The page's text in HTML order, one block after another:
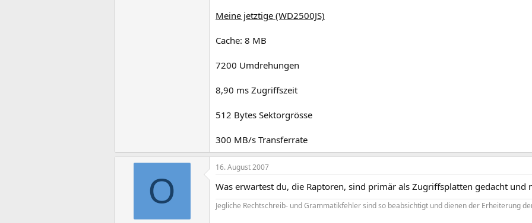
Meine jetztige (WD2500JS)
Cache: 8 MB
7200 Umdrehungen
8,90 ms Zugriffszeit
512 Bytes Sektorgrösse
300 MB/s Transferrate
O
16. August 2007
Was erwartest du, die Raptoren, sind primär als Zugriffsplatten gedacht und
Jegliche Rechtschreib- und Grammatikfehler sind so beabsichtigt und dienen der Erheiterung